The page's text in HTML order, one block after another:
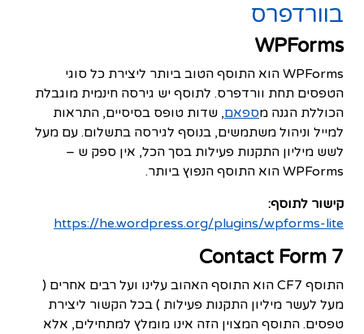
בוורדפרס
WPForms
WPForms הוא התוסף הטוב ביותר ליצירת כל סוגי
הטפסים תחת וורדפרס. לתוסף יש גירסה חינמית מוגבלת
הכוללת הגנה מספאם, שדות טופס בסיסיים, התראות
למייל וניהול משתמשים, בנוסף לגירסה בתשלום. עם מעל
לשש מיליון התקנות פעילות בסך הכל, אין ספק ש –
WPForms הוא התוסף הנפוץ ביותר.
קישור לתוסף:
https://he.wordpress.org/plugins/wpforms-lite
Contact Form 7
התוסף CF7 הוא התוסף האהוב עלינו ועל רבים אחרים (
מעל לעשר מיליון התקנות פעילות ) בכל הקשור ליצירת
טפסים. התוסף המצוין הזה אינו מומלץ למתחילים, אלא